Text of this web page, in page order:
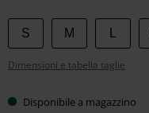
Scegli
la
tua
S M
Dimensioni e tabella taglie
Disponibile a magazzino